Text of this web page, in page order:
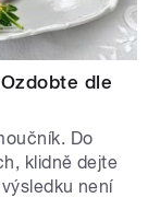
dle
Do
klidně dejte
není